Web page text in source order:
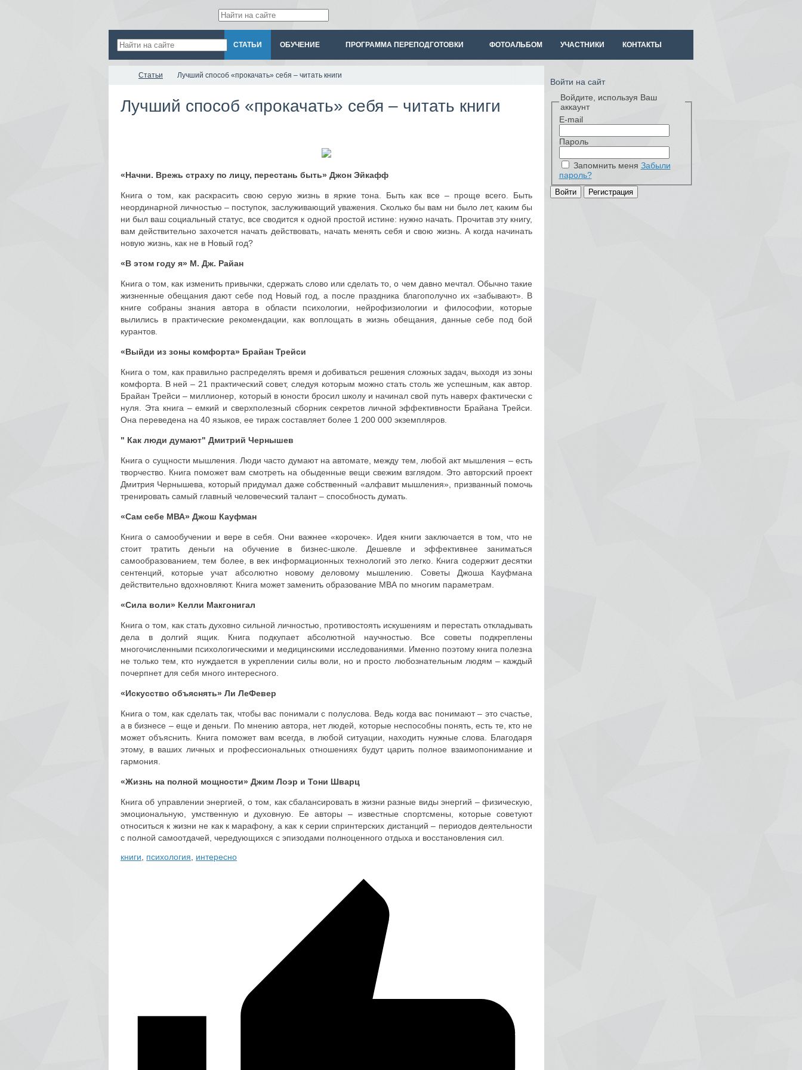
ГЛАВНАЯ НОВОСТИ СТАТЬИ ОБУЧЕНИЕ ПРОГРАММА ПЕРЕПОДГОТОВКИ ФОТОАЛЬБОМ УЧАСТНИКИ КОНТАКТЫ
Статьи Лучший способ «прокачать» себя – читать книги
Лучший способ «прокачать» себя – читать книги
«Начни. Врежь страху по лицу, перестань быть» Джон Эйкафф
Книга о том, как раскрасить свою серую жизнь в яркие тона. Быть как все – проще всего. Быть
неординарной личностью – поступок, заслуживающий уважения. Сколько бы вам ни было лет, каким бы
ни был ваш социальный статус, все сводится к одной простой истине: нужно начать. Прочитав эту книгу,
вам действительно захочется начать действовать, начать менять себя и свою жизнь. А когда начинать
новую жизнь, как не в Новый год?
«В этом году я» М. Дж. Райан
Книга о том, как изменить привычки, сдержать слово или сделать то, о чем давно мечтал. Обычно такие
жизненные обещания дают себе под Новый год, а после праздника благополучно их «забывают». В
книге собраны знания автора в области психологии, нейрофизиологии и философии, которые
вылились в практические рекомендации, как воплощать в жизнь обещания, данные себе под бой
курантов.
«Выйди из зоны комфорта» Брайан Трейси
Книга о том, как правильно распределять время и добиваться решения сложных задач, выходя из зоны
комфорта. В ней – 21 практический совет, следуя которым можно стать столь же успешным, как автор.
Брайан Трейси – миллионер, который в юности бросил школу и начинал свой путь наверх фактически с
нуля. Эта книга – емкий и сверхполезный сборник секретов личной эффективности Брайана Трейси.
Она переведена на 40 языков, ее тираж составляет более 1 200 000 экземпляров.
" Как люди думают" Дмитрий Чернышев
Книга о сущности мышления. Люди часто думают на автомате, между тем, любой акт мышления – есть
творчество. Книга поможет вам смотреть на обыденные вещи свежим взглядом. Это авторский проект
Дмитрия Чернышева, который придумал даже собственный «алфавит мышления», призванный помочь
тренировать самый главный человеческий талант – способность думать.
«Сам себе МВА» Джош Кауфман
Книга о самообучении и вере в себя. Они важнее «корочек». Идея книги заключается в том, что не
стоит тратить деньги на обучение в бизнес-школе. Дешевле и эффективнее заниматься
самообразованием, тем более, в век информационных технологий это легко. Книга содержит десятки
сентенций, которые учат абсолютно новому деловому мышлению. Советы Джоша Кауфмана
действительно вдохновляют. Книга может заменить образование МВА по многим параметрам.
«Сила воли» Келли Макгонигал
Книга о том, как стать духовно сильной личностью, противостоять искушениям и перестать откладывать
дела в долгий ящик. Книга подкупает абсолютной научностью. Все советы подкреплены
многочисленными психологическими и медицинскими исследованиями. Именно поэтому книга полезна
не только тем, кто нуждается в укреплении силы воли, но и просто любознательным людям – каждый
почерпнет для себя много интересного.
«Искусство объяснять» Ли ЛеФевер
Книга о том, как сделать так, чтобы вас понимали с полуслова. Ведь когда вас понимают – это счастье,
а в бизнесе – еще и деньги. По мнению автора, нет людей, которые неспособны понять, есть те, кто не
может объяснить. Книга поможет вам всегда, в любой ситуации, находить нужные слова. Благодаря
этому, в ваших личных и профессиональных отношениях будут царить полное взаимопонимание и
гармония.
«Жизнь на полной мощности» Джим Лоэр и Тони Шварц
Книга об управлении энергией, о том, как сбалансировать в жизни разные виды энергий – физическую,
эмоциональную, умственную и духовную. Ее авторы – известные спортсмены, которые советуют
относиться к жизни не как к марафону, а как к серии спринтерских дистанций – периодов деятельности
с полной самоотдачей, чередующихся с эпизодами полноценного отдыха и восстановления сил.
книги
психология интересно
Войти на сайт
Войдите, используя Ваш
аккаунт
E-mail
Пароль
Запомнить меня Забыли
пароль?